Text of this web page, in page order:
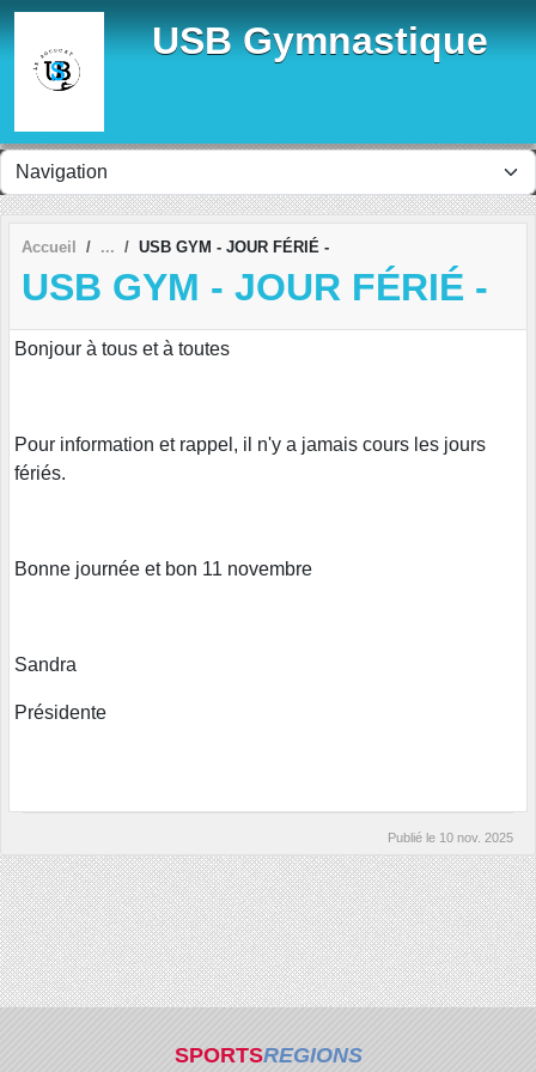
USB Gymnastique
Accueil USB GYM - JOUR FÉRIÉ -
USB GYM - JOUR FÉRIÉ -
Bonjour à tous et à toutes
Pour information et rappel, il n'y a jamais cours les jours
fériés.
Bonne journée et bon 11 novembre
Sandra
Présidente
Publié le 10 nov. 2025
SPORTSREGIONS
Panneau de gestion des cookies